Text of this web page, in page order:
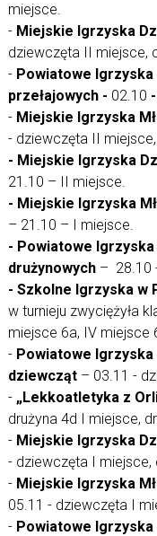
miejsce.
- Miejskie Igrzyska
dziewczęta II miejsce,
- Powiatowe
przełajowych - 02.10 -
- Miejskie Igrzyska
- dziewczęta II
- Miejskie Igrzyska
21.10 – II miejsce.
- Miejskie Igrzyska
– 21.10 – I miejsce.
- Powiatowe Igrzyska
drużynowych – 28.10
- Szkolne Igrzyska w
w turnieju zwyciężyła
miejsce 6a, IV miejsce
- Powiatowe
dziewcząt– 03.11 -
-„Lekkoatletyka z
drużyna 4d I miejsce,
- Miejskie Igrzyska
- dziewczęta I miejsce,
- Miejskie Igrzyska
05.11 - dziewczęta I
- Powiatowe